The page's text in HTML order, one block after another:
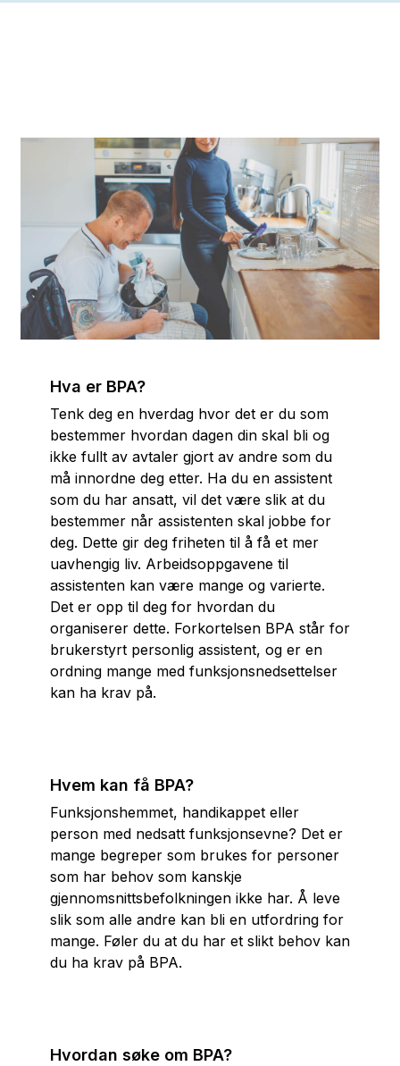
Hva er BPA?
Tenk deg en hverdag hvor det er du som
bestemmer hvordan dagen din skal bli og
ikke fullt av avtaler gjort av andre som du
må innordne deg etter. Ha du en assistent
som du har ansatt, vil det være slik at du
bestemmer når assistenten skal jobbe for
deg. Dette gir deg friheten til å få et mer
uavhengig liv. Arbeidsoppgavene til
assistenten kan være mange og varierte.
Det er opp til deg for hvordan du
organiserer dette. Forkortelsen BPA står for
brukerstyrt personlig assistent, og er en
ordning mange med funksjonsnedsettelser
kan ha krav på.
Hvem kan få BPA?
Funksjonshemmet, handikappet eller
person med nedsatt funksjonsevne? Det er
mange begreper som brukes for personer
som har behov som kanskje
gjennomsnittsbefolkningen ikke har. Å leve
slik som alle andre kan bli en utfordring for
mange. Føler du at du har et slikt behov kan
du ha krav på BPA.
Hvordan søke om BPA?